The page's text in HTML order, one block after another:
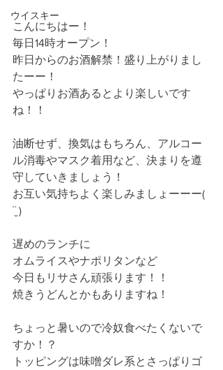
ウイスキー
こんにちはー！
毎日14時オープン！
昨日からのお酒解禁！盛り上がりまし
たーー！
やっぱりお酒あるとより楽しいです
ね！！
油断せず、換気はもちろん、アルコー
ル消毒やマスク着用など、決まりを遵
守していきましょう！
お互い気持ちよく楽しみましょーーー(
¨̮ )
遅めのランチに
オムライスやナポリタンなど
今日もリサさん頑張ります！！
焼きうどんとかもありますね！
ちょっと暑いので冷奴食べたくないで
すか！？
トッピングは味噌ダレ系とさっぱりゴ